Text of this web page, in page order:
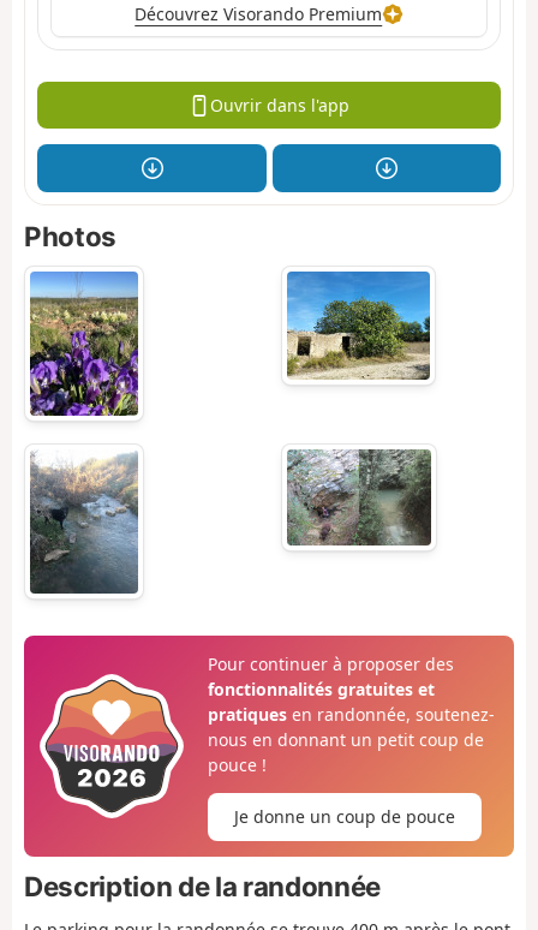
Découvrez Visorando Premium
Ouvrir dans l'app
Photos
Pour continuer à proposer des
fonctionnalités gratuites et
pratiquesen randonnée, soutenez-
nous en donnant un petit coup de
pouce !
Je donne un coup de pouce
Description de la randonnée